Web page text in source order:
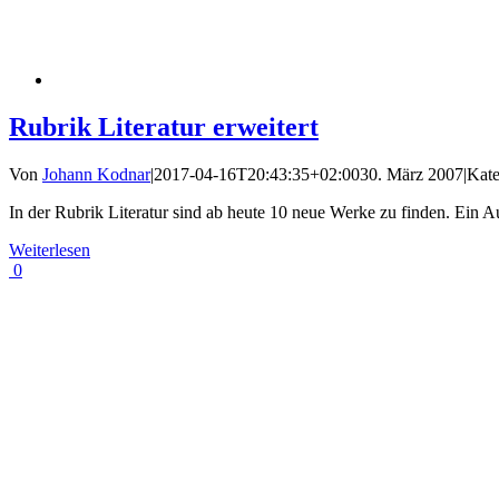
Rubrik Literatur erweitert
Von Johann Kodnar|2017-04-16T20:43:35+02:0030. März 2007|
In der Rubrik Literatur sind ab heute 10 neue Werke zu finden. Ein
Weiterlesen
0